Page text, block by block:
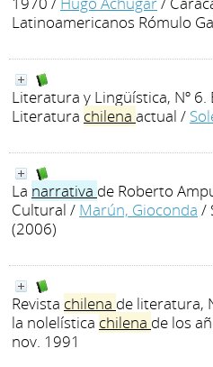
Latinoamericanos Rómulo
Literatura y Lingüística, Nº
Literatura chilena actual /
La narrativa de Roberto
Cultural / Marún, Gioconda /
(2006)
Revista chilena de literatura,
la nolelística chilena de los
nov. 1991